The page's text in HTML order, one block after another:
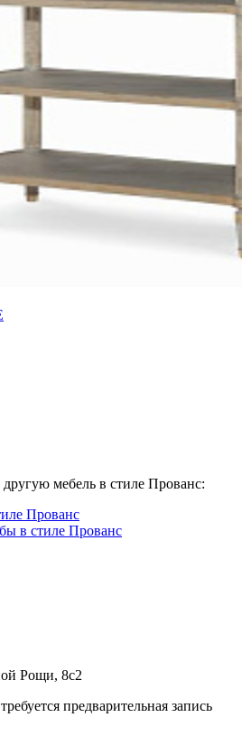
мебель в стиле Прованс:
Прованс
в стиле Прованс
Рощи, 8с2
предварительная запись